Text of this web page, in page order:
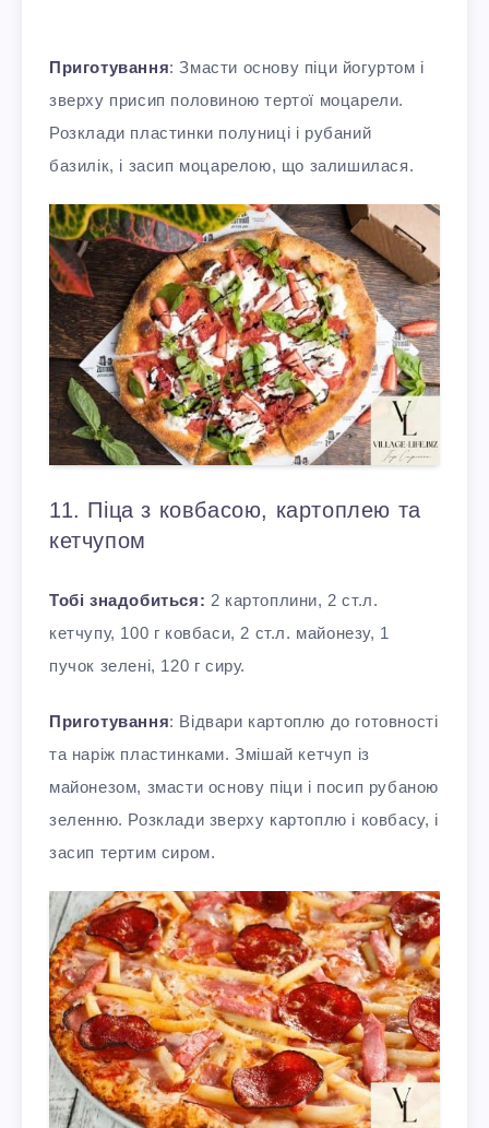
Приготування: Змасти основу піци йогуртом і
зверху присип половиною тертої моцарели.
Розклади пластинки полуниці і рубаний
базилік, і засип моцарелою, що залишилася.
11. Піца з ковбасою, картоплею та
кетчупом
Тобі знадобиться: 2 картоплини, 2 ст.л.
кетчупу, 100 г ковбаси, 2 ст.л. майонезу, 1
пучок зелені, 120 г сиру.
Приготування: Відвари картоплю до готовності
та наріж пластинками. Змішай кетчуп із
майонезом, змасти основу піци і посип рубаною
зеленню. Розклади зверху картоплю і ковбасу, і
засип тертим сиром.